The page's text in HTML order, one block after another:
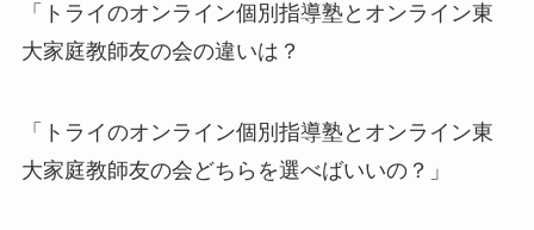
「トライのオンライン個別指導塾とオンライン東
大家庭教師友の会の違いは？
「トライのオンライン個別指導塾とオンライン東
大家庭教師友の会どちらを選べばいいの？」